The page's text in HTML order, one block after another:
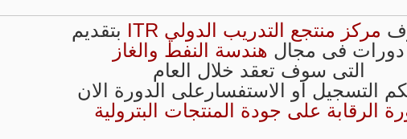
مركز منتجع التدريب الدولي ITR
بتقديم
دورات فى مجال هندسة النفط والغاز
التى سوف تعقد خلال العام
التسجيل او الاستفسارعلى الدورة الان
الرقابة على جودة المنتجات البترولية